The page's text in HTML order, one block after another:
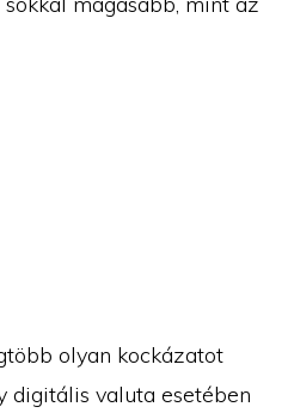
olyan kockázatot
digitális valuta esetében